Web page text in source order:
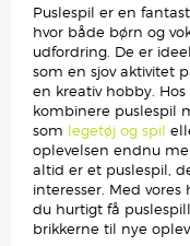
Puslespil er en
hvor både børn og
udfordring. De er
som en sjov aktivitet
en kreativ hobby.
kombinere puslespil
som legetøj og spil
oplevelsen endnu
altid er et puslespil,
interesser. Med
du hurtigt få
brikkerne til nye